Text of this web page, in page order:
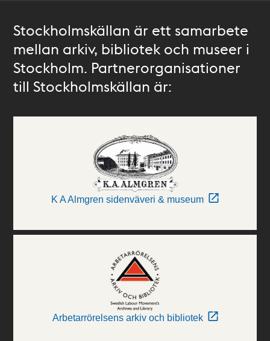
Stockholmskällan är ett samarbete
mellan arkiv, bibliotek och museer i
Stockholm. Partnerorganisationer
till Stockholmskällan är:
K A Almgren sidenväveri & museum
Arbetarrörelsens arkiv och bibliotek